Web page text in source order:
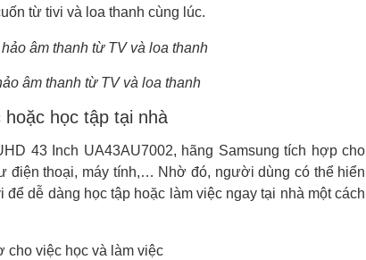
từ tivi và loa thanh cùng lúc.
âm thanh từ TV và loa thanh
học tập tại nhà
43 Inch UA43AU7002, hãng Samsung tích hợp cho
điện thoại, máy tính,… Nhờ đó, người dùng có thể hiển
dễ dàng học tập hoặc làm việc ngay tại nhà một cách